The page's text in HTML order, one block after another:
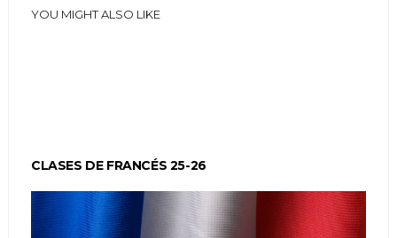
YOU MIGHT ALSO LIKE
CLASES DE FRANCÉS 25-26